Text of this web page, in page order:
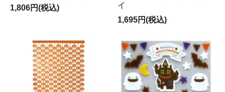
1,806円(税込)
イ
1,695円(税込)